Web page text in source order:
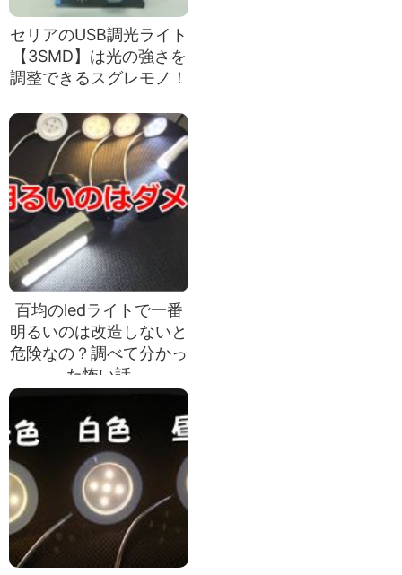
セリアのUSB調光ライト
【3SMD】は光の強さを
調整できるスグレモノ！
百均のledライトで一番
明るいのは改造しないと
危険なの？調べて分かっ
た怖い話